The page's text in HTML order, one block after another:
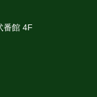
番館 4F